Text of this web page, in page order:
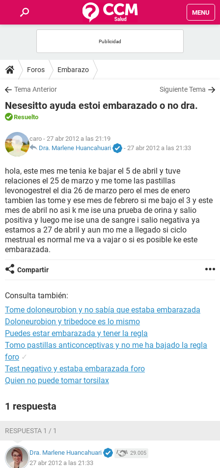
MENU
FOROS
SALUD
FAMILIA
NUTRICIÓN
SEXUALIDAD
GLOSARIO
Foros Embarazo
Tema Anterior Siguiente Tema
Nesesitto ayuda estoi embarazado o no dra.
Resuelto
caro - 27 abr 2012 a las 21:19
Dra. Marlene Huancahuari
- 27 abr 2012 a las 21:33
hola, este mes me tenia ke bajar el 5 de abril y tuve
relaciones el 25 de marzo y me tome las pastillas
levonogestrel el dia 26 de marzo pero el mes de enero
tambien las tome y ese mes de febrero si me bajo el 3 y este
mes de abril no asi k me ise una prueba de orina y salio
positiva y luego me ise una de sangre i salio negativa ya
estamos a 27 de abril y aun mo me a llegado si ciclo
mestrual es normal me va a vajar o si es posible ke este
embarazada.
Compartir
Consulta también:
Tome doloneurobion y no sabía que estaba embarazada
Doloneurobion y tribedoce es lo mismo
Puedes estar embarazada y tener la regla
Tomo pastillas anticonceptivas y no me ha bajado la regla
foro ✓
Test negativo y estaba embarazada foro
Quien no puede tomar torsilax
1 respuesta
RESPUESTA 1 / 1
Dra. Marlene Huancahuari 29.005
27 abr 2012 a las 21:33